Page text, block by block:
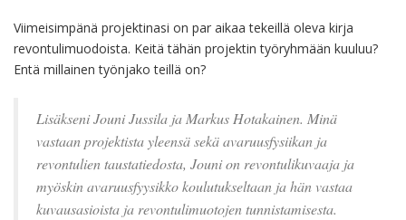
Viimeisimpänä projektinasi on par aikaa tekeillä oleva kirja
revontulimuodoista. Keitä tähän projektin työryhmään kuuluu?
Entä millainen työnjako teillä on?
Lisäkseni Jouni Jussila ja Markus Hotakainen. Minä
vastaan projektista yleensä sekä avaruusfysiikan ja
revontulien taustatiedosta, Jouni on revontulikuvaaja ja
myöskin avaruusfyysikko koulutukseltaan ja hän vastaa
kuvausasioista ja revontulimuotojen tunnistamisesta.